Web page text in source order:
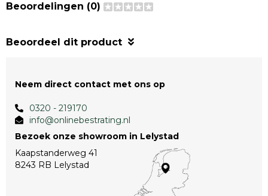
Beoordelingen (0)
Beoordeel dit product
Neem direct contact met ons op
0320 - 219170
info@onlinebestrating.nl
Bezoek onze showroom in Lelystad
Kaapstanderweg 41
8243 RB Lelystad